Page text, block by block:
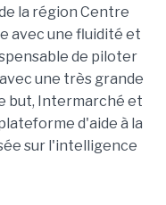
la région Centre
avec une fluidité et
de piloter
une très grande
but, Intermarché et
d'aide à la
sur l'intelligence